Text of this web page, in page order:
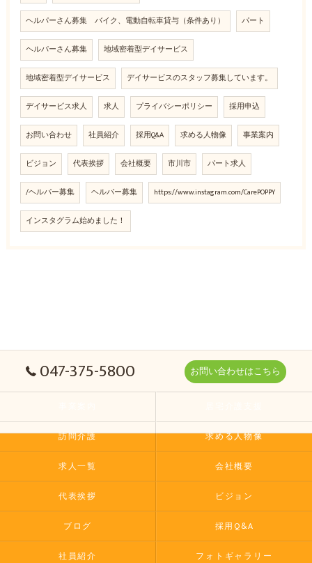
ヘルパーさん募集 バイク、電動自転車貸与（条件あり） パート
ヘルパーさん募集 地域密着型デイサービス
地域密着型デイサービス デイサービスのスタッフ募集しています。
デイサービス求人 求人 プライバシーポリシー 採用申込
お問い合わせ 社員紹介 採用Q&A 求める人物像 事業案内
ビジョン 代表挨拶 会社概要 市川市 パート求人
/ヘルパー募集 ヘルパー募集 https://www.instagram.com/CarePOPPY
インスタグラム始めました！
047-375-5800 お問い合わせはこちら
訪問介護 求める人物像
求人一覧 会社概要
代表挨拶 ビジョン
ブログ 採用Q&A
社員紹介 フォトギャラリー